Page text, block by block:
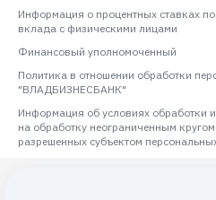
Информация о процентных ставках
вклада с физическими лицами
Финансовый уполномоченный
Политика в отношении обработки
"ВЛАДБИЗНЕСБАНК"
Информация об условиях обработки
на обработку неограниченным
разрешенных субъектом